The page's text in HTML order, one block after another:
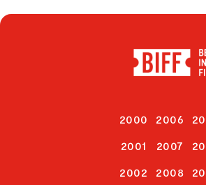
2000
2001
2002
2006
2007
2008